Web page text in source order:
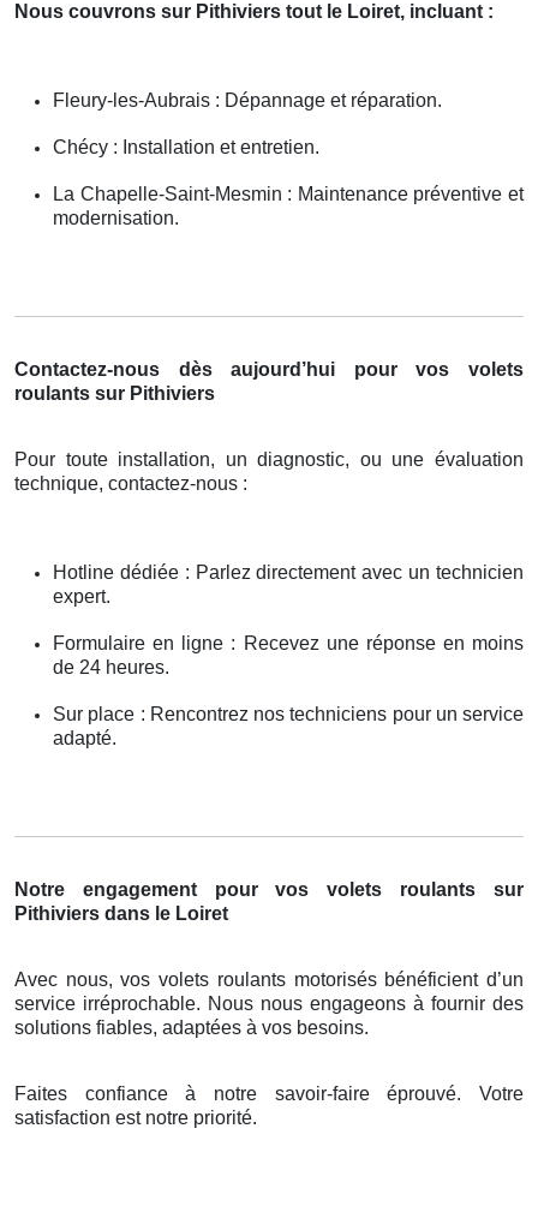
Nous couvrons sur Pithiviers tout le Loiret, incluant :
Fleury-les-Aubrais : Dépannage et réparation.
Chécy : Installation et entretien.
La Chapelle-Saint-Mesmin : Maintenance préventive et
modernisation.
Contactez-nous dès aujourd’hui pour vos volets
roulants sur Pithiviers
Pour toute installation, un diagnostic, ou une évaluation
technique, contactez-nous :
Hotline dédiée : Parlez directement avec un technicien
expert.
Formulaire en ligne : Recevez une réponse en moins
de 24 heures.
Sur place : Rencontrez nos techniciens pour un service
adapté.
Notre engagement pour vos volets roulants sur
Pithiviers dans le Loiret
Avec nous, vos volets roulants motorisés bénéficient d’un
service irréprochable. Nous nous engageons à fournir des
solutions fiables, adaptées à vos besoins.
Faites confiance à notre savoir-faire éprouvé. Votre
satisfaction est notre priorité.